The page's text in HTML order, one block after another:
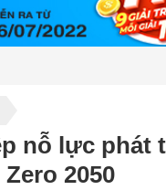
nỗ lực phát
2050